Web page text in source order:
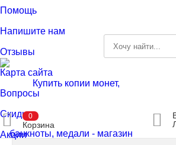
Помощь
Напишите нам
Отзывы
Карта сайта
Вопросы
Скидки
Акции
0
Корзина